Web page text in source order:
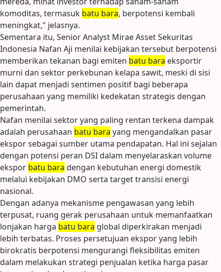
komoditas, termasuk batu bara, berpotensi kembali
meningkat," jelasnya.
Sementara itu, Senior Analyst Mirae Asset Sekuritas
Indonesia Nafan Aji menilai kebijakan tersebut berpotensi
memberikan tekanan bagi emiten batu bara eksportir
murni dan sektor perkebunan kelapa sawit, meski di sisi
lain dapat menjadi sentimen positif bagi beberapa
perusahaan yang memiliki kedekatan strategis dengan
pemerintah.
Nafan menilai sektor yang paling rentan terkena dampak
adalah perusahaan batu bara yang mengandalkan pasar
ekspor sebagai sumber utama pendapatan. Hal ini sejalan
dengan potensi peran DSI dalam menyelaraskan volume
ekspor batu bara dengan kebutuhan energi domestik
melalui kebijakan DMO serta target transisi energi
nasional.
Dengan adanya mekanisme pengawasan yang lebih
terpusat, ruang gerak perusahaan untuk memanfaatkan
lonjakan harga batu bara global diperkirakan menjadi
lebih terbatas. Proses persetujuan ekspor yang lebih
birokratis berpotensi mengurangi fleksibilitas emiten
dalam melakukan strategi penjualan ketika harga pasar